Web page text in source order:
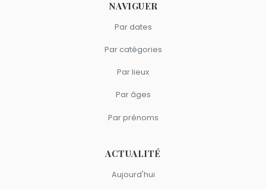
NAVIGUER
Par dates
Par catégories
Par lieux
Par âges
Par prénoms
ACTUALITÉ
Aujourd'hui